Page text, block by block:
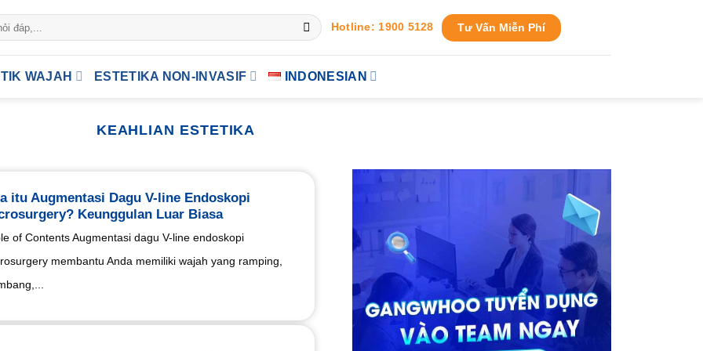
Hotline: 1900 5128 Tư Vấn Miễn Phí
WAJAH ESTETIKA NON-INVASIF INDONESIAN
KEAHLIAN ESTETIKA
itu Augmentasi Dagu V-line Endoskopi
Keunggulan Luar Biasa
of Contents Augmentasi dagu V-line endoskopi
membantu Anda memiliki wajah yang ramping,